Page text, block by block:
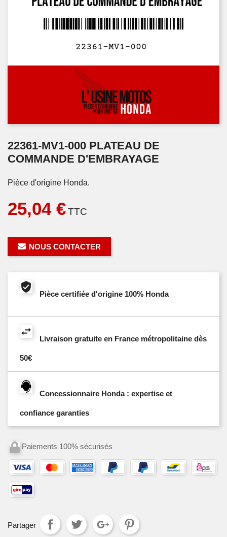
22361-MV1-000 PLATEAU DE
COMMANDE D'EMBRAYAGE
Pièce d'origine Honda.
25,04 €TTC
NOUS CONTACTER
Pièce certifiée d'origine 100% Honda
Livraison gratuite en France métropolitaine dès
50€
Concessionnaire Honda : expertise et
confiance garanties
Paiements 100% sécurisés
Partager